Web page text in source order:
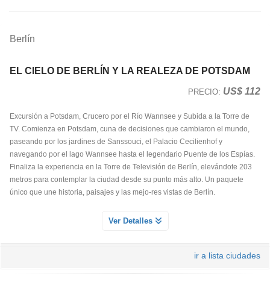
Berlín
EL CIELO DE BERLÍN Y LA REALEZA DE POTSDAM
PRECIO: US$ 112
Excursión a Potsdam, Crucero por el Río Wannsee y Subida a la Torre de
TV. Comienza en Potsdam, cuna de decisiones que cambiaron el mundo,
paseando por los jardines de Sanssouci, el Palacio Cecilienhof y
navegando por el lago Wannsee hasta el legendario Puente de los Espías.
Finaliza la experiencia en la Torre de Televisión de Berlín, elevándote 203
metros para contemplar la ciudad desde su punto más alto. Un paquete
único que une historia, paisajes y las mejo-res vistas de Berlín.
ENTRADA TORRE TV BERLIN
203 metros y disfruta de vistas panorámicas espectaculares de toda la
ciudad.Una experiencia imprescindible que combina historia, diseño y
Ver Detalles
ir a lista ciudades